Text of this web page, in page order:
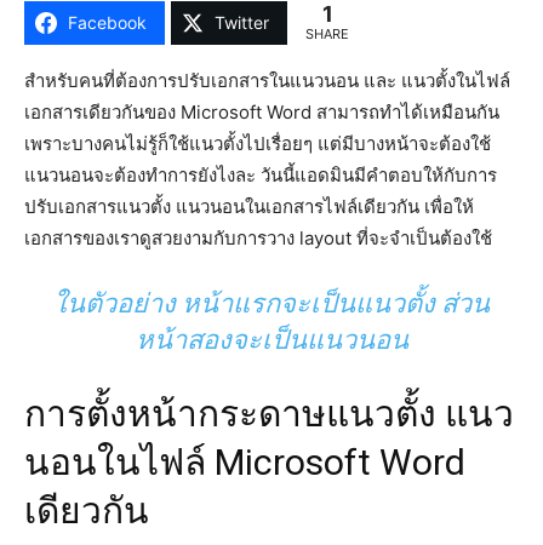
Facebook Twitter 1
SHARE
สำหรับคนที่ต้องการปรับเอกสารในแนวนอน และ แนวตั้งในไฟล์
เอกสารเดียวกันของ Microsoft Word สามารถทำได้เหมือนกัน
เพราะบางคนไม่รู้ก็ใช้แนวตั้งไปเรื่อยๆ แต่มีบางหน้าจะต้องใช้
แนวนอนจะต้องทำการยังไงละ วันนี้แอดมินมีคำตอบให้กับการ
ปรับเอกสารแนวตั้ง แนวนอนในเอกสารไฟล์เดียวกัน เพื่อให้
เอกสารของเราดูสวยงามกับการวาง layout ที่จะจำเป็นต้องใช้
ในตัวอย่าง หน้าแรกจะเป็นแนวตั้ง ส่วน
หน้าสองจะเป็นแนวนอน
การตั้งหน้ากระดาษแนวตั้ง แนว
นอนในไฟล์ Microsoft Word
เดียวกัน